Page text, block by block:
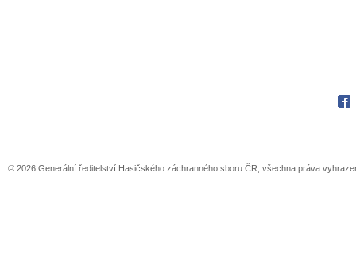
© 2026 Generální ředitelství Hasičského záchranného sboru ČR, všechna práva